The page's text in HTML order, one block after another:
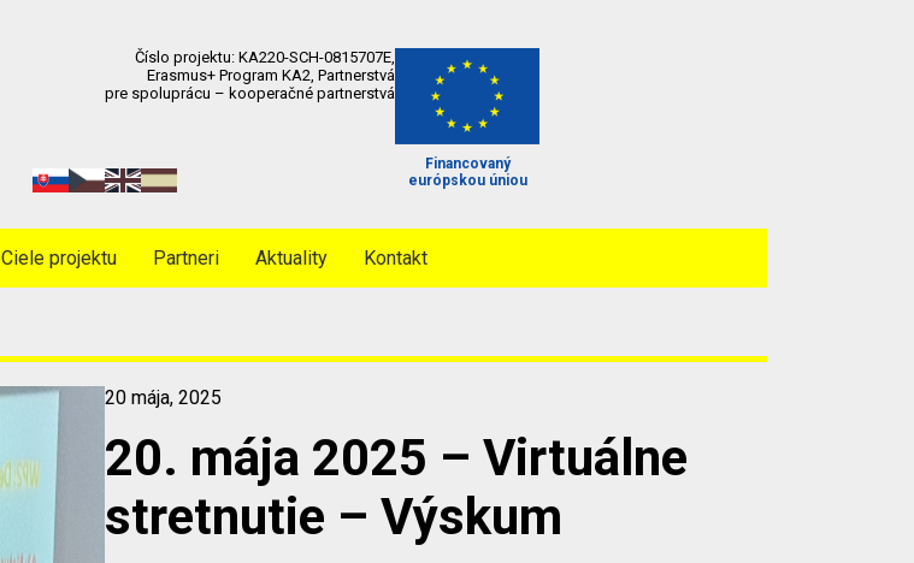
Číslo projektu: KA220-SCH-0815707E,
Erasmus+ Program KA2, Partnerstvá
pre spoluprácu – kooperačné partnerstvá
Financovaný
európskou úniou
Ciele projektu Partneri Aktuality Kontakt
20 mája, 2025
20. mája 2025 – Virtuálne
stretnutie – Výskum